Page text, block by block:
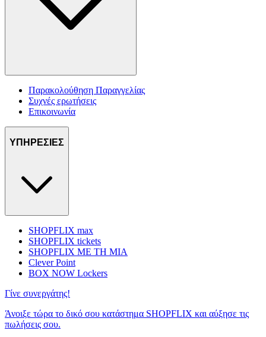
Παρακολούθηση Παραγγελίας
Συχνές ερωτήσεις
Επικοινωνία
ΥΠΗΡΕΣΙΕΣ
SHOPFLIX max
SHOPFLIX tickets
SHOPFLIX ΜΕ ΤΗ ΜΙΑ
Clever Point
BOX NOW Lockers
Γίνε συνεργάτης!
Άνοιξε τώρα το δικό σου κατάστημα SHOPFLIX και αύξησε τις
πωλήσεις σου.